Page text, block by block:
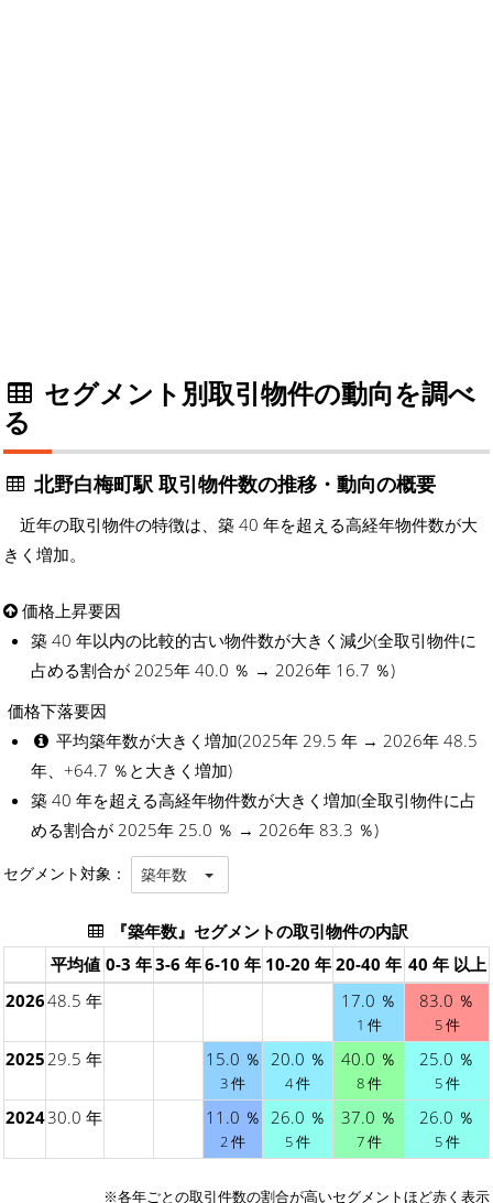
セグメント別取引物件の動向を調べ
る
北野白梅町駅 取引物件数の推移・動向の概要
近年の取引物件の特徴は、築 40 年を超える高経年物件数が大
きく増加。
価格上昇要因
築 40 年以内の比較的古い物件数が大きく減少(全取引物件に
占める割合が 2025年 40.0 ％ → 2026年 16.7 ％)
価格下落要因
平均築年数が大きく増加(2025年 29.5 年 → 2026年 48.5
年、+64.7 ％と大きく増加)
築 40 年を超える高経年物件数が大きく増加(全取引物件に占
める割合が 2025年 25.0 ％ → 2026年 83.3 ％)
セグメント対象： 築年数
『築年数』セグメントの取引物件の内訳
平均値 0-3 年3-6 年6-10 年 10-20 年 20-40 年 40 年 以上
202648.5 年 17.0 ％
1 件
83.0 ％
5 件
202529.5 年 15.0 ％
3 件
20.0 ％
4 件
40.0 ％
8 件
25.0 ％
5 件
202430.0 年 11.0 ％
2 件
26.0 ％
5 件
37.0 ％
7 件
26.0 ％
5 件
※各年ごとの取引件数の割合が高いセグメントほど赤く表示